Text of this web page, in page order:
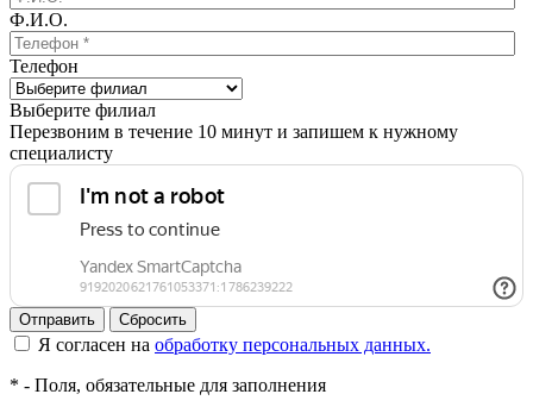
Ф.И.О.
Телефон
Выберите филиал
Перезвоним в течение 10 минут и запишем к нужному
специалисту
Отправить Сбросить
Я согласен на обработку персональных данных.
* - Поля, обязательные для заполнения